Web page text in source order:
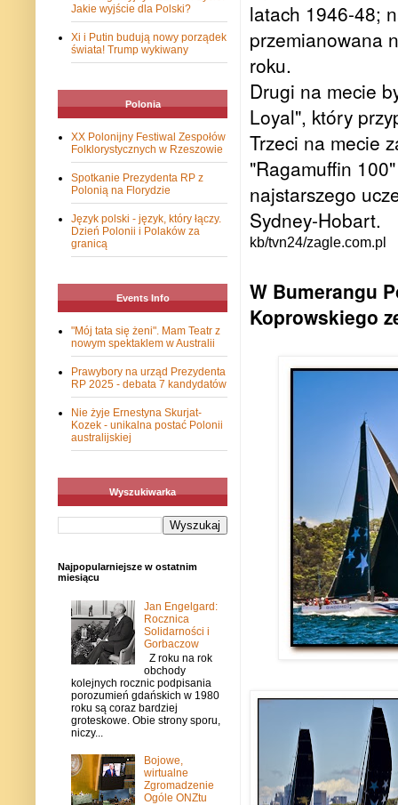
latach 1946-48;
przemianowana
roku.
Drugi na mecie
Loyal", który
Trzeci na mecie
"Ragamuffin
najstarszego
Sydney-Hobart.
kb/tvn24/zagle.com.pl
W Bumerangu
Koprowskiego
Jakie wyjście dla Polski?
Xi i Putin budują nowy porządek
świata! Trump wykiwany
Polonia
XX Polonijny Festiwal Zespołów
Folklorystycznych w Rzeszowie
Spotkanie Prezydenta RP z
Polonią na Florydzie
Język polski - język, który łączy.
Dzień Polonii i Polaków za
granicą
Events Info
"Mój tata się żeni". Mam Teatr z
nowym spektaklem w Australii
Prawybory na urząd Prezydenta
RP 2025 - debata 7 kandydatów
Nie żyje Ernestyna Skurjat-
Kozek - unikalna postać Polonii
australijskiej
Wyszukiwarka
Najpopularniejsze w ostatnim
miesiącu
Jan Engelgard:
Rocznica
Solidarności i
Gorbaczow
Z roku na rok
obchody
kolejnych rocznic podpisania
porozumień gdańskich w 1980
roku są coraz bardziej
groteskowe. Obie strony sporu,
niczy...
Bojowe,
wirtualne
Zgromadzenie
Ogóle ONZtu